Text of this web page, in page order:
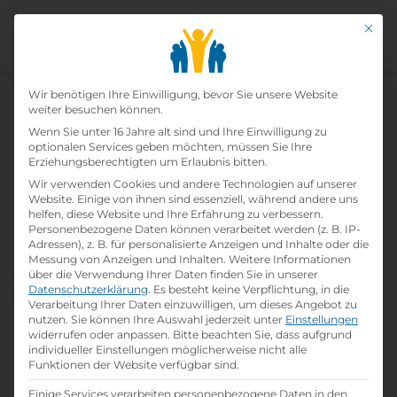
Home»Lehrbetriebe»Hotel Drei Sonnen
Hotel Drei Sonnen
printLehrstelle ausdrucken
Detailinformationen
folderBranche:
Hotel- / Gastgewerbe
infoGründungsjahr
1983
Mit
Datenschutz-
Wir benötigen Ihre Einwilligung, bevor Sie unsere Website
weiter besuchen können.
Wenn Sie unter 16 Jahre alt sind und Ihre Einwilligung zu
optionalen Services geben möchten, müssen Sie Ihre
Erziehungsberechtigten um Erlaubnis bitten.
Wir verwenden Cookies und andere Technologien auf unserer
Website. Einige von ihnen sind essenziell, während andere uns
helfen, diese Website und Ihre Erfahrung zu verbessern.
Personenbezogene Daten können verarbeitet werden (z. B. IP-
Adressen), z. B. für personalisierte Anzeigen und Inhalte oder die
Messung von Anzeigen und Inhalten. Weitere Informationen
über die Verwendung Ihrer Daten finden Sie in unserer
Datenschutzerklärung. Es besteht keine Verpflichtung, in die
Verarbeitung Ihrer Daten einzuwilligen, um dieses Angebot zu
nutzen. Sie können Ihre Auswahl jederzeit unter Einstellungen
widerrufen oder anpassen. Bitte beachten Sie, dass aufgrund
individueller Einstellungen möglicherweise nicht alle
Funktionen der Website verfügbar sind.
Einige Services verarbeiten personenbezogene Daten in den